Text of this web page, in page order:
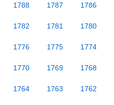
1788 1787 1786
1782 1781 1780
1776 1775 1774
1770 1769 1768
1764 1763 1762